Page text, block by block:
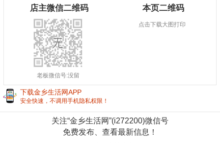
店主微信二维码 本页二维码
老板微信号:没留
点击下载大图打印
下载金乡生活网APP
安全快速，不调用手机隐私权限！
关注“金乡生活网”(i272200)微信号
免费发布、查看最新信息！